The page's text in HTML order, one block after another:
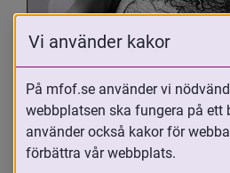
Oavsett om du är
adoptivförälder eller
Vi använder kakor
På mfof.se använder vi
webbplatsen ska fungera på ett
använder också kakor för
förbättra vår webbplats.